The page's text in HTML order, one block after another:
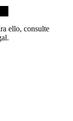
ello, consulte